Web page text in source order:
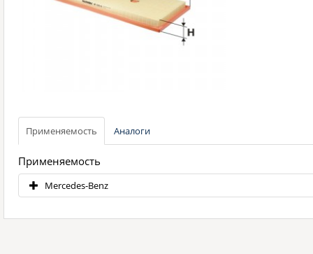
Применяемость Аналоги
Применяемость
Mercedes-Benz